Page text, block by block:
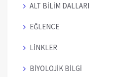
ALT BİLİM DALLARI
EĞLENCE
LİNKLER
BİYOLOJİK BİLGİ